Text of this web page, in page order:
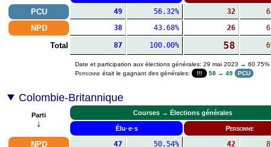
PCU 49 56.32% 32
NPD 38 43.68% 26
Total 87 100.00% 58
Date et participation aux élections générales: 29 mai 2023 → 60.75%
Personne était le gagnant des générales: !!! 58 ↔ 49 PCU
Colombie-Britannique
Parti
↓
Courses → Élections générales
Élu·e·s Personne
NPD 47 50.54% 42